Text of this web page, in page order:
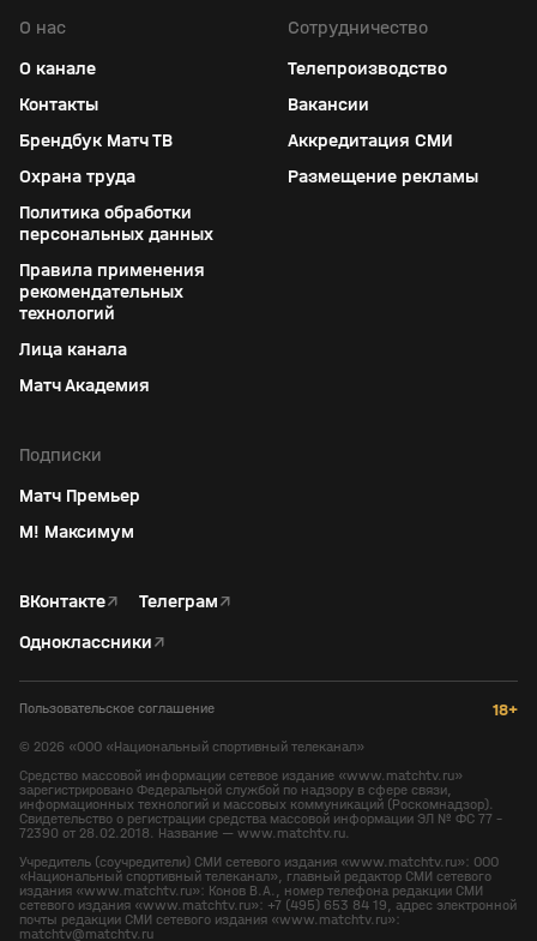
О нас
О канале
Контакты
Брендбук Матч ТВ
Охрана труда
Политика обработки
персональных данных
Правила применения
рекомендательных
технологий
Лица канала
Матч Академия
Сотрудничество
Телепроизводство
Вакансии
Аккредитация СМИ
Размещение рекламы
Подписки
Матч Премьер
М! Максимум
ВКонтакте↗ Телеграм↗
Одноклассники↗
Пользовательское соглашение 18+
© 2026 «ООО «Национальный спортивный телеканал»
Средство массовой информации сетевое издание «www.matchtv.ru»
зарегистрировано Федеральной службой по надзору в сфере связи,
информационных технологий и массовых коммуникаций (Роскомнадзор).
Свидетельство о регистрации средства массовой информации ЭЛ № ФС 77 -
72390 от 28.02.2018. Название — www.matchtv.ru.
Учредитель (соучредители) СМИ сетевого издания «www.matchtv.ru»: ООО
«Национальный спортивный телеканал», главный редактор СМИ сетевого
издания «www.matchtv.ru»: Конов В.А., номер телефона редакции СМИ
сетевого издания «www.matchtv.ru»: +7 (495) 653 84 19, адрес электронной
почты редакции СМИ сетевого издания «www.matchtv.ru»:
matchtv@matchtv.ru